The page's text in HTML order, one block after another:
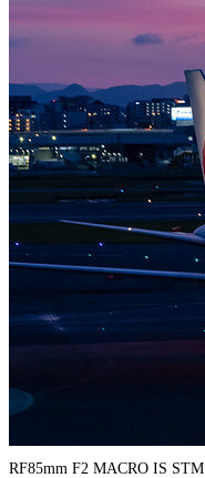
RF85mm F2 MACRO IS